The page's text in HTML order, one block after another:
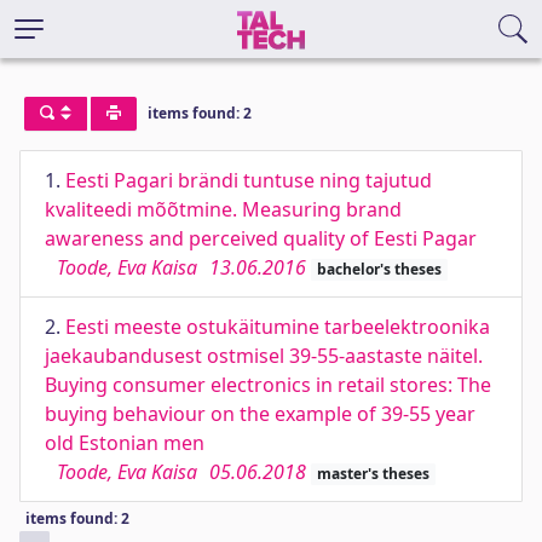
items found: 2
1. Eesti Pagari brändi tuntuse ning tajutud
kvaliteedi mõõtmine. Measuring brand
awareness and perceived quality of Eesti Pagar
Toode, Eva Kaisa 13.06.2016 bachelor's theses
2. Eesti meeste ostukäitumine tarbeelektroonika
jaekaubandusest ostmisel 39-55-aastaste näitel.
Buying consumer electronics in retail stores: The
buying behaviour on the example of 39-55 year
old Estonian men
Toode, Eva Kaisa 05.06.2018 master's theses
items found: 2